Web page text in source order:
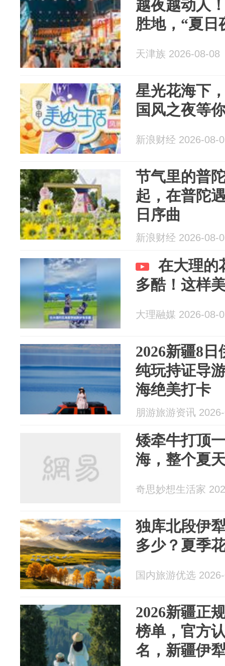
越夜越动人
胜地，“夏日
天津族 2026-08-08
星光花海下
国风之夜等
新浪财经 2026-08-
节气里的普
起，在普陀
日序曲
新浪财经 2026-08-
在大理的
多酷！这样
大理融媒 2026-08-
2026新疆8
纯玩持证导
海绝美打卡
朋游旅游资讯
矮牵牛打顶
海，整个夏
奇思妙想生活家
独库北段伊
多少？夏季
国内旅游优选
2026新疆正
榜单，官方
名，新疆伊